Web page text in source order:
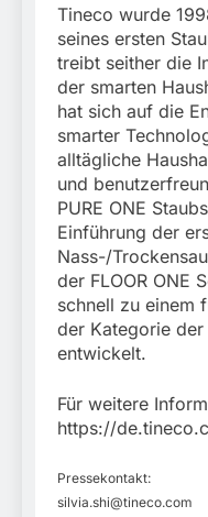
Tineco wurde
seines ersten
treibt seither die
der smarten
hat sich auf die
smarter
alltägliche
und
PURE ONE
Einführung der
Nass-/
der FLOOR ONE
schnell zu einem
der Kategorie der
entwickelt.
Für weitere
https://
Pressekontakt:
silvia.shi@tineco.com